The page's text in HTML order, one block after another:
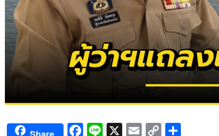
Facebook
Line
X Email
Copy